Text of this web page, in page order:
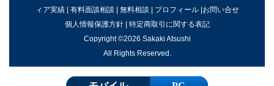
ィア実績| 有料面談相談 | 無料相談 | プロフィール|お問い合せ
個人情報保護方針| 特定商取引に関する表記
Copyright ©2026 Sakaki Atsushi
All Rights Reserved.